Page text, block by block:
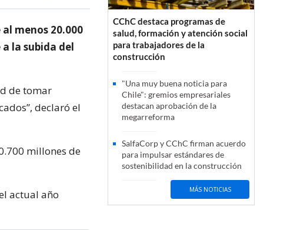
menos 20.000
la subida del
de tomar
declaró el
millones de
actual año
CChC destaca programas de
salud, formación y atención social
para trabajadores de la
construcción
"Una muy buena noticia para
Chile": gremios empresariales
destacan aprobación de la
megarreforma
SalfaCorp y CChC firman acuerdo
para impulsar estándares de
sostenibilidad en la construcción
MÁS NOTICIAS